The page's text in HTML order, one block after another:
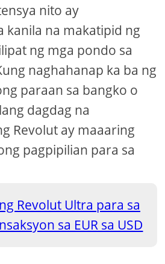
nito ay
kanila na makatipid ng
ng mga pondo sa
naghahanap ka ba ng
paraan sa bangko o
dagdag na
Revolut ay maaaring
pagpipilian para sa
Revolut Ultra para sa
sa EUR sa USD